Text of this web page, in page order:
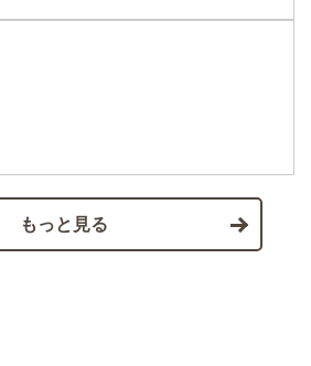
もっと見る